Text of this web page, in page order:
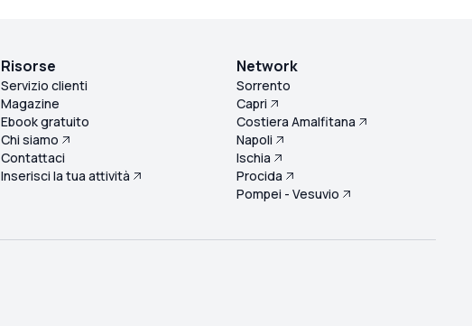
Risorse
Servizio clienti
Magazine
Ebook gratuito
Chi siamo
Contattaci
Inserisci la tua attività
Network
Sorrento
Capri
Costiera Amalfitana
Napoli
Ischia
Procida
Pompei - Vesuvio